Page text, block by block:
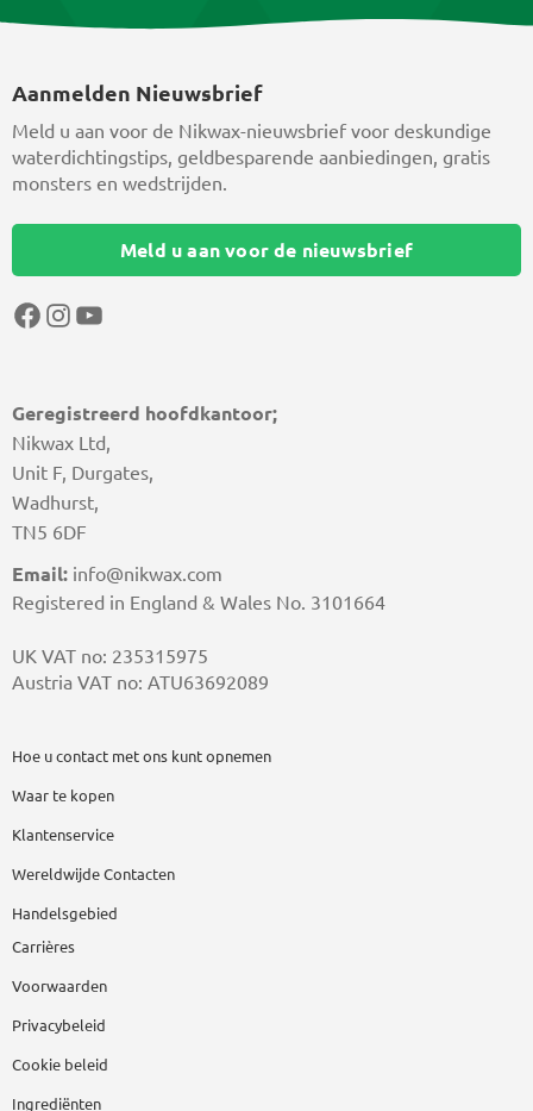
Geregistreerd hoofdkantoor;
Nikwax Ltd,
Unit F, Durgates,
Wadhurst,
TN5 6DF
Email: info@nikwax.com
Registered in England & Wales No. 3101664
UK VAT no: 235315975
Austria VAT no: ATU63692089
Hoe u contact met ons kunt opnemen
Waar te kopen
Klantenservice
Wereldwijde Contacten
Handelsgebied
Carrières
Voorwaarden
Privacybeleid
Cookie beleid
Ingrediënten
Aanmelden Nieuwsbrief
Meld u aan voor de Nikwax-nieuwsbrief voor deskundige
waterdichtingstips, geldbesparende aanbiedingen, gratis
monsters en wedstrijden.
Meld u aan voor de nieuwsbrief
Facebook
Instagram
YouTube